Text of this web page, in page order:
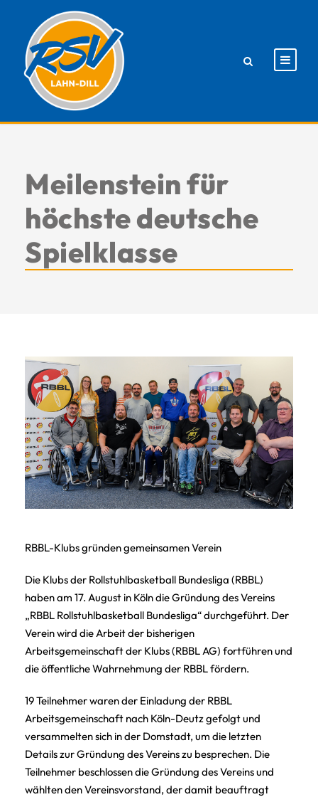
Meilenstein für
höchste deutsche
Spielklasse
RBBL-Klubs gründen gemeinsamen Verein
Die Klubs der Rollstuhlbasketball Bundesliga (RBBL)
haben am 17. August in Köln die Gründung des Vereins
„RBBL Rollstuhlbasketball Bundesliga“ durchgeführt. Der
Verein wird die Arbeit der bisherigen
Arbeitsgemeinschaft der Klubs (RBBL AG) fortführen und
die öffentliche Wahrnehmung der RBBL fördern.
19 Teilnehmer waren der Einladung der RBBL
Arbeitsgemeinschaft nach Köln-Deutz gefolgt und
versammelten sich in der Domstadt, um die letzten
Details zur Gründung des Vereins zu besprechen. Die
Teilnehmer beschlossen die Gründung des Vereins und
wählten den Vereinsvorstand, der damit beauftragt